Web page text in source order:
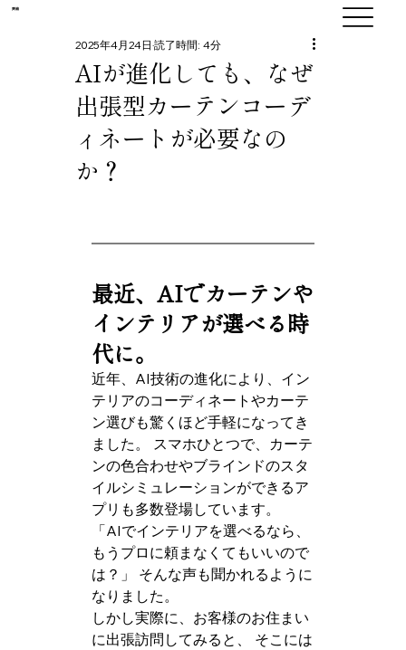
​爽籟
AIが進化しても、なぜ
出張型カーテンコーデ
ィネートが必要なの
か？
2025年4月24日 読了時間: 4分
最近、AIでカーテンや
インテリアが選べる時
代に。
近年、AI技術の進化により、イン
テリアのコーディネートやカーテ
ン選びも驚くほど手軽になってき
ました。 スマホひとつで、カーテ
ンの色合わせやブラインドのスタ
イルシミュレーションができるア
プリも多数登場しています。
「AIでインテリアを選べるなら、
もうプロに頼まなくてもいいので
は？」 そんな声も聞かれるように
なりました。
しかし実際に、お客様のお住まい
に出張訪問してみると、 そこには